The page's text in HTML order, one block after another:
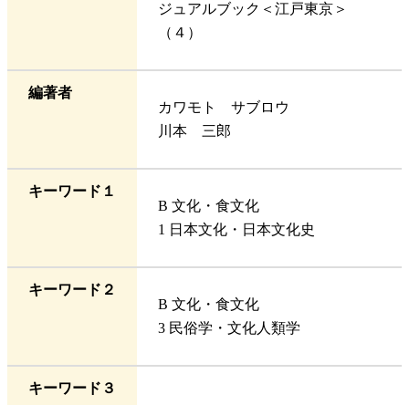
ジュアルブック＜江戸東京＞
（４）
編著者
カワモト サブロウ
川本 三郎
キーワード１
B 文化・食文化
1 日本文化・日本文化史
キーワード２
B 文化・食文化
3 民俗学・文化人類学
キーワード３